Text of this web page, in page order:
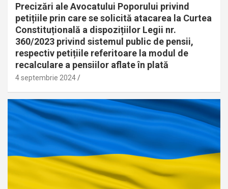
Precizări ale Avocatului Poporului privind
petițiile prin care se solicită atacarea la Curtea
Constituțională a dispozițiilor Legii nr.
360/2023 privind sistemul public de pensii,
respectiv petițiile referitoare la modul de
recalculare a pensiilor aflate în plată
4 septembrie 2024